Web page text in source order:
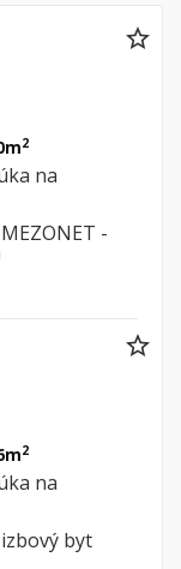
2
na
-
2
na
byt